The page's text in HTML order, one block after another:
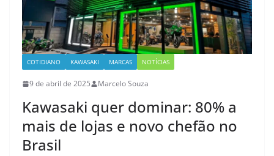
COTIDIANO KAWASAKI MARCAS NOTÍCIAS
9 de abril de 2025 Marcelo Souza
Kawasaki quer dominar: 80% a
mais de lojas e novo chefão no
Brasil